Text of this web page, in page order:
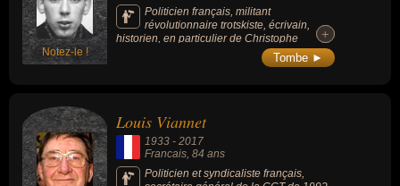
Notez-le !
Politicien français, militant
révolutionnaire trotskiste, écrivain,
historien, en particulier de Christophe
Colomb, il était aussi correcteur (à
l’Encyclopaedia Universalis et au Journal
+
+
Tombe ►
Louis Viannet
1933 - 2017
Francais , 84 ans
Politicien et syndicaliste français,